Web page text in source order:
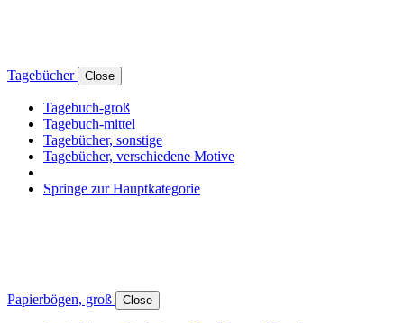
Tagebücher Close
Tagebuch-groß
Tagebuch-mittel
Tagebücher, sonstige
Tagebücher, verschiedene Motive
Springe zur Hauptkategorie
Papierbögen, groß Close